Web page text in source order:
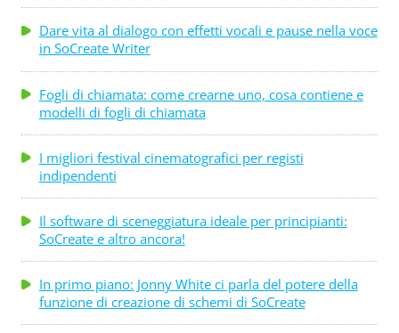
Dare vita al dialogo con effetti vocali e pause nella voce
in SoCreate Writer
Fogli di chiamata: come crearne uno, cosa contiene e
modelli di fogli di chiamata
I migliori festival cinematografici per registi
indipendenti
Il software di sceneggiatura ideale per principianti:
SoCreate e altro ancora!
In primo piano: Jonny White ci parla del potere della
funzione di creazione di schemi di SoCreate